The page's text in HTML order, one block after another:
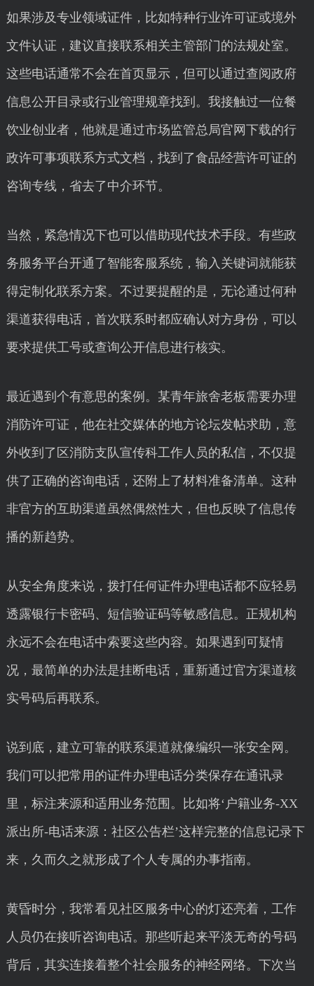
如果涉及专业领域证件，比如特种行业许可证或境外
文件认证，建议直接联系相关主管部门的法规处室。
这些电话通常不会在首页显示，但可以通过查阅政府
信息公开目录或行业管理规章找到。我接触过一位餐
饮业创业者，他就是通过市场监管总局官网下载的行
政许可事项联系方式文档，找到了食品经营许可证的
咨询专线，省去了中介环节。
当然，紧急情况下也可以借助现代技术手段。有些政
务服务平台开通了智能客服系统，输入关键词就能获
得定制化联系方案。不过要提醒的是，无论通过何种
渠道获得电话，首次联系时都应确认对方身份，可以
要求提供工号或查询公开信息进行核实。
最近遇到个有意思的案例。某青年旅舍老板需要办理
消防许可证，他在社交媒体的地方论坛发帖求助，意
外收到了区消防支队宣传科工作人员的私信，不仅提
供了正确的咨询电话，还附上了材料准备清单。这种
非官方的互助渠道虽然偶然性大，但也反映了信息传
播的新趋势。
从安全角度来说，拨打任何证件办理电话都不应轻易
透露银行卡密码、短信验证码等敏感信息。正规机构
永远不会在电话中索要这些内容。如果遇到可疑情
况，最简单的办法是挂断电话，重新通过官方渠道核
实号码后再联系。
说到底，建立可靠的联系渠道就像编织一张安全网。
我们可以把常用的证件办理电话分类保存在通讯录
里，标注来源和适用业务范围。比如将‘户籍业务-XX
派出所-电话来源：社区公告栏’这样完整的信息记录下
来，久而久之就形成了个人专属的办事指南。
黄昏时分，我常看见社区服务中心的灯还亮着，工作
人员仍在接听咨询电话。那些听起来平淡无奇的号码
背后，其实连接着整个社会服务的神经网络。下次当